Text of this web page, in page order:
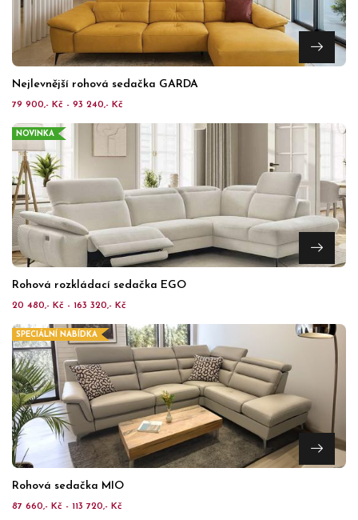
Nejlevnější rohová sedačka GARDA
79 900,- Kč - 93 240,- Kč
NOVINKA
Rohová rozkládací sedačka EGO
20 480,- Kč - 163 320,- Kč
SPECIÁLNÍ NABÍDKA
Rohová sedačka MIO
87 660,- Kč - 113 720,- Kč